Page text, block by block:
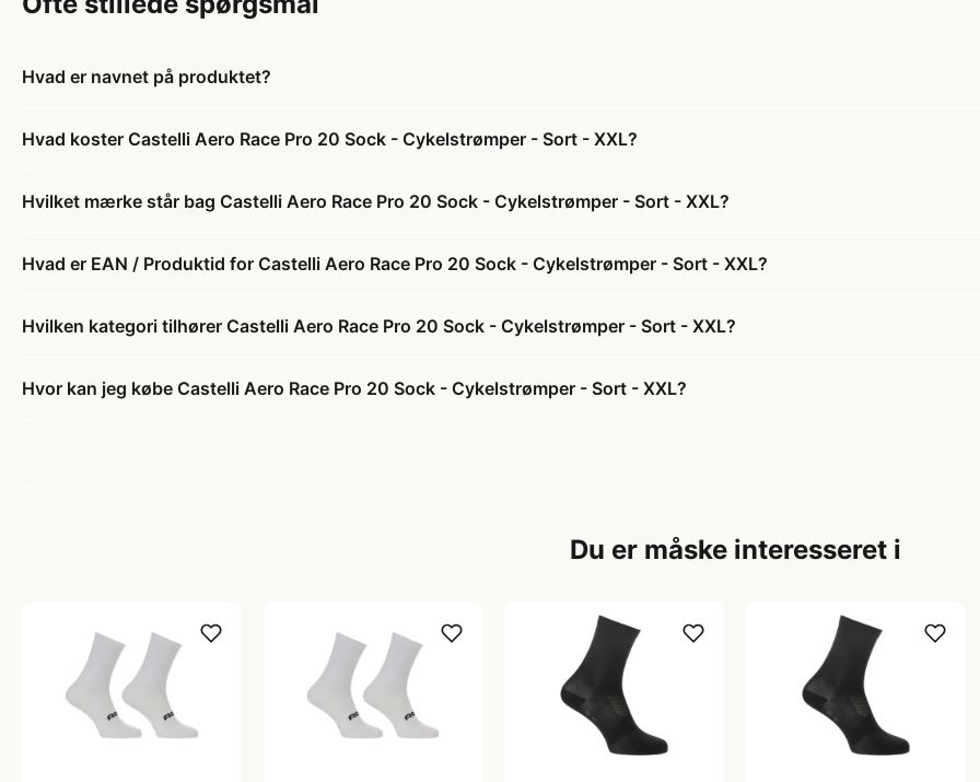
Hvad er navnet på produktet?
Hvad koster Castelli Aero Race Pro 20 Sock - Cykelstrømper - Sort - XXL?
Hvilket mærke står bag Castelli Aero Race Pro 20 Sock - Cykelstrømper - Sort - XXL?
Hvad er EAN / Produktid for Castelli Aero Race Pro 20 Sock - Cykelstrømper - Sort - XXL?
Hvilken kategori tilhører Castelli Aero Race Pro 20 Sock - Cykelstrømper - Sort - XXL?
Hvor kan jeg købe Castelli Aero Race Pro 20 Sock - Cykelstrømper - Sort - XXL?
Du er måske interesseret i